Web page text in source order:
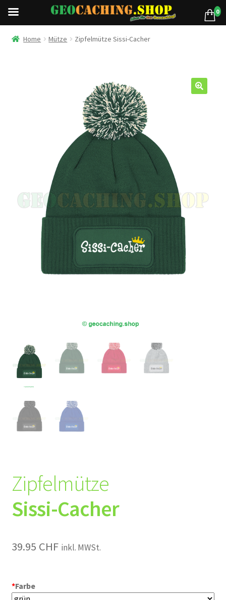
Home Mütze Zipfelmütze Sissi-Cacher
Zipfelmütze
Sissi-Cacher
39.95 CHF inkl. MWSt.
*Farbe
0